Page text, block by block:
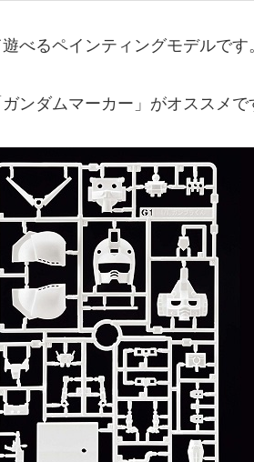
べるペインティングモデルです
ンダムマーカー」がオススメで